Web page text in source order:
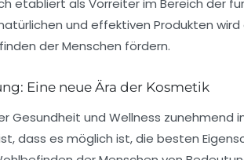
etabliert als Vorreiter im Bereich der
und effektiven Produkten
der Menschen fördern.
Eine neue Ära der Kosmetik
Gesundheit und Wellness
dass es möglich ist, die besten